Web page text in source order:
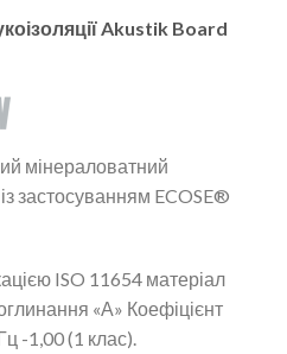
Akustik Board
мінераловатний
застосуванням ECOSE®
ISO 11654 матеріал
«А» Коефіцієнт
-1,00 (1 клас).